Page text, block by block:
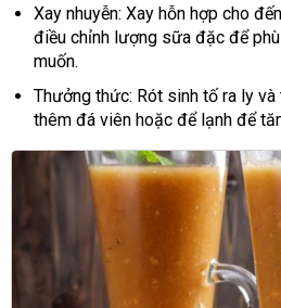
Xay nhuyễn: Xay hỗn hợp cho
điều chỉnh lượng sữa đặc để
muốn.
Thưởng thức: Rót sinh tố ra ly
thêm đá viên hoặc để lạnh để